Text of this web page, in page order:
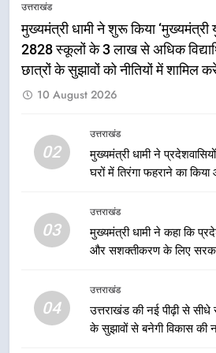
उत्तराखंड
मुख्यमंत्री धामी ने शुरू किया ‘मुख्यमंत्री
2828 स्कूलों के 3 लाख से अधिक
छात्रों के सुझावों को नीतियों में शामिल
10 August 2026
02
उत्तराखंड
मुख्यमंत्री धामी ने
घरों में तिरंगा फहराने का किया
03
उत्तराखंड
मुख्यमंत्री धामी ने कहा कि
और सशक्तीकरण के लिए
04
उत्तराखंड
उत्तराखंड की नई पीढ़ी से सीधे
के सुझावों से बनेगी विकास की
यात्रा को बनाया
समरसता और
संदेश
उत्तराखंड
1
लाख से अधिक
छात्रों के सुझावों
उत्तराखंड
स्वतंत्रता दिवस
फहराने का किया
उत्तराखंड
3
मुख्यमंत्री धामी